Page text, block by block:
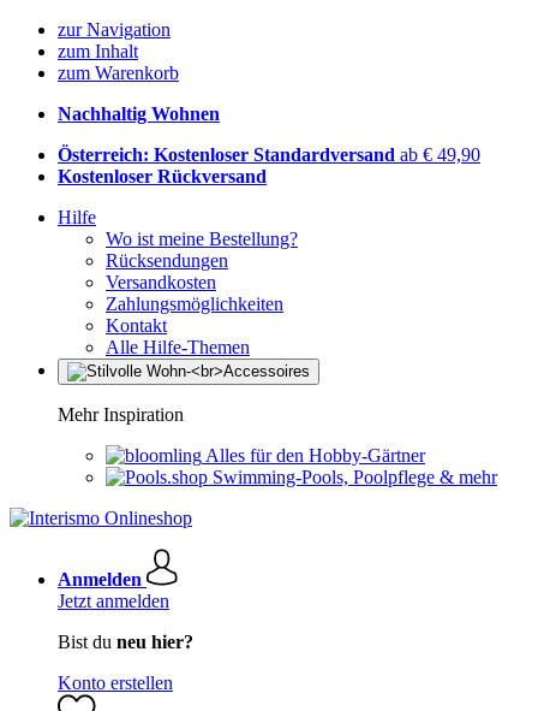
zur Navigation
zum Inhalt
zum Warenkorb
Nachhaltig Wohnen
Österreich: Kostenloser Standardversand ab € 49,90
Kostenloser Rückversand
Hilfe
Wo ist meine Bestellung?
Rücksendungen
Versandkosten
Zahlungsmöglichkeiten
Kontakt
Alle Hilfe-Themen
Mehr Inspiration
Alles für den Hobby-Gärtner
Swimming-Pools, Poolpflege & mehr
Anmelden
Jetzt anmelden
Bist du neu hier?
Konto erstellen